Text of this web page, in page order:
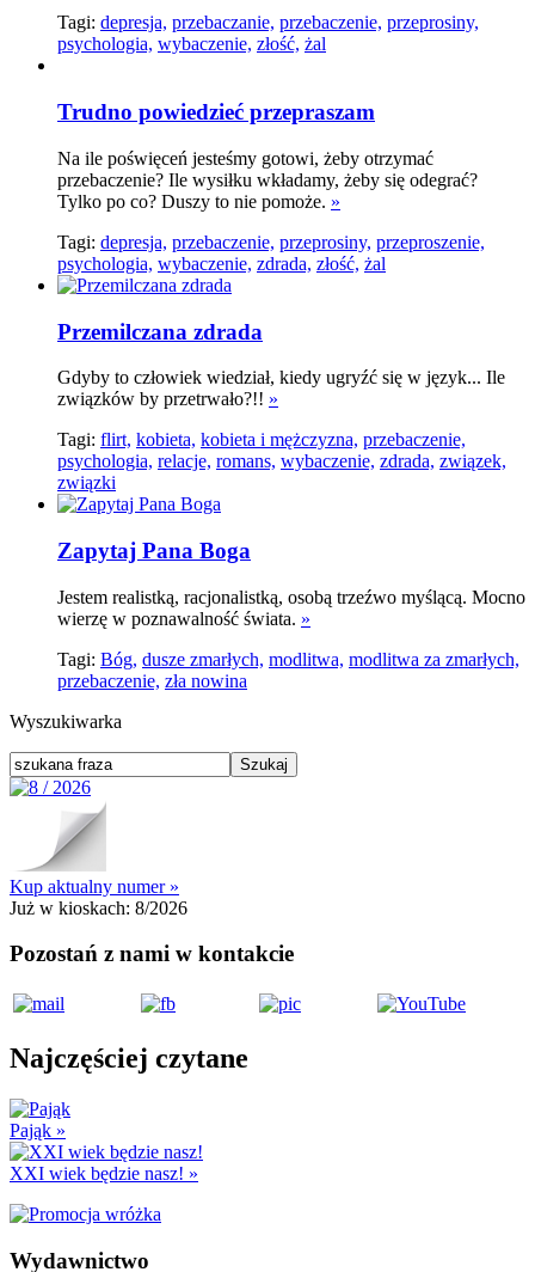
Tagi: depresja, przebaczanie, przebaczenie, przeprosiny,
psychologia, wybaczenie, złość, żal
Trudno powiedzieć przepraszam
Na ile poświęceń jesteśmy gotowi, żeby otrzymać
przebaczenie? Ile wysiłku wkładamy, żeby się odegrać?
Tylko po co? Duszy to nie pomoże. »
Tagi: depresja, przebaczenie, przeprosiny, przeproszenie,
psychologia, wybaczenie, zdrada, złość, żal
Przemilczana zdrada
Gdyby to człowiek wiedział, kiedy ugryźć się w język... Ile
związków by przetrwało?!! »
Tagi: flirt, kobieta, kobieta i mężczyzna, przebaczenie,
psychologia, relacje, romans, wybaczenie, zdrada, związek,
związki
Zapytaj Pana Boga
Jestem realistką, racjonalistką, osobą trzeźwo myślącą. Mocno
wierzę w poznawalność świata. »
Tagi: Bóg, dusze zmarłych, modlitwa, modlitwa za zmarłych,
przebaczenie, zła nowina
Wyszukiwarka
Kup aktualny numer »
Już w kioskach: 8/2026
Pozostań z nami w kontakcie
Najczęściej czytane
Pająk »
XXI wiek będzie nasz! »
Wydawnictwo